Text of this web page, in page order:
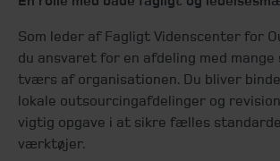
Som leder af Fagligt Videnscenter for
du ansvaret for en afdeling med
tværs af organisationen. Du bliver
lokale outsourcingafdelinger og
vigtig opgave i at sikre fælles
værktøjer.